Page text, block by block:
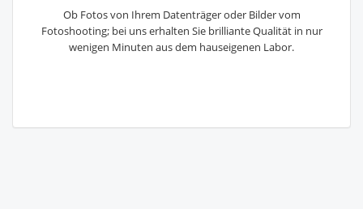
Ob Fotos von Ihrem Datenträger oder Bilder vom
Fotoshooting; bei uns erhalten Sie brilliante Qualität in nur
wenigen Minuten aus dem hauseigenen Labor.